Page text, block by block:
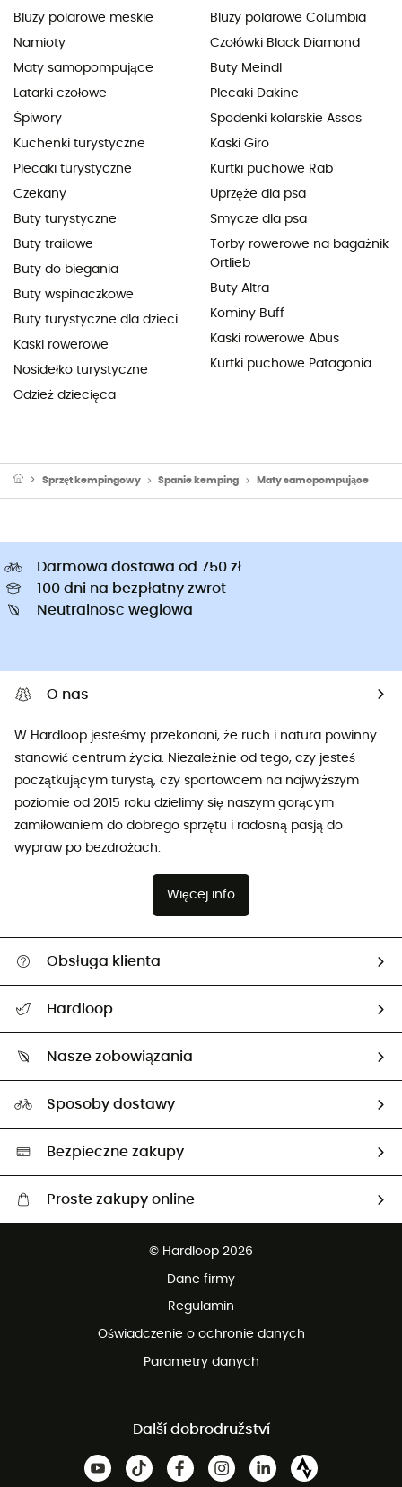
Bluzy polarowe meskie
Namioty
Maty samopompujące
Latarki czołowe
Śpiwory
Kuchenki turystyczne
Plecaki turystyczne
Czekany
Buty turystyczne
Buty trailowe
Buty do biegania
Buty wspinaczkowe
Buty turystyczne dla dzieci
Kaski rowerowe
Nosidełko turystyczne
Odzież dziecięca
Bluzy polarowe Columbia
Czołówki Black Diamond
Buty Meindl
Plecaki Dakine
Spodenki kolarskie Assos
Kaski Giro
Kurtki puchowe Rab
Uprzęże dla psa
Smycze dla psa
Torby rowerowe na bagażnik
Ortlieb
Buty Altra
Kominy Buff
Kaski rowerowe Abus
Kurtki puchowe Patagonia
Sprzęt kempingowy Spanie kemping Maty samopompujące
Darmowa dostawa od 750 zł
100 dni na bezpłatny zwrot
Neutralnosc weglowa
O nas
W Hardloop jesteśmy przekonani, że ruch i natura powinny
stanowić centrum życia. Niezależnie od tego, czy jesteś
początkującym turystą, czy sportowcem na najwyższym
poziomie od 2015 roku dzielimy się naszym gorącym
zamiłowaniem do dobrego sprzętu i radosną pasją do
wypraw po bezdrożach.
Więcej info
Obsługa klienta
Zwrot artykułów i zwrot środków
Hardloop
Ambasadorzy
Nasze zobowiązania
Wybrane produkty eko
Sposoby dostawy
Bezpieczne zakupy
Proste zakupy online
© Hardloop 2026
Dane firmy
Regulamin
Oświadczenie o ochronie danych
Parametry danych
Další dobrodružství